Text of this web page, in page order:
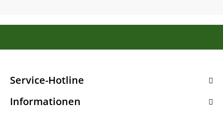
Service-Hotline
Informationen